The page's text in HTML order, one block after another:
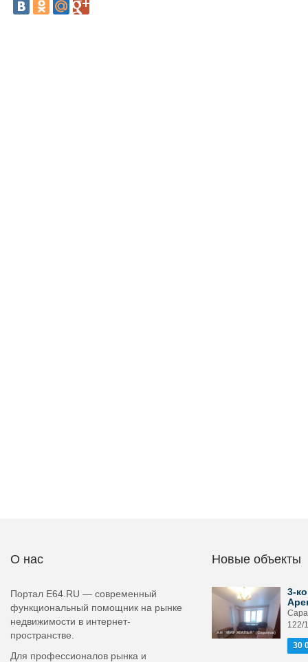
О нас
Портал E64.RU — современный
функциональный помощник на рынке
недвижимости в интернет-
пространстве.
Для профессионалов рынка и
Новые объекты
3-
122/
30